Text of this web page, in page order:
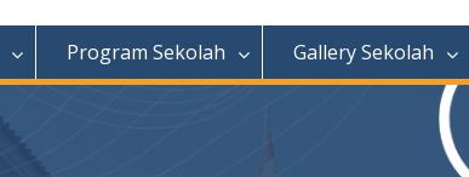
Program Sekolah Gallery Sekolah